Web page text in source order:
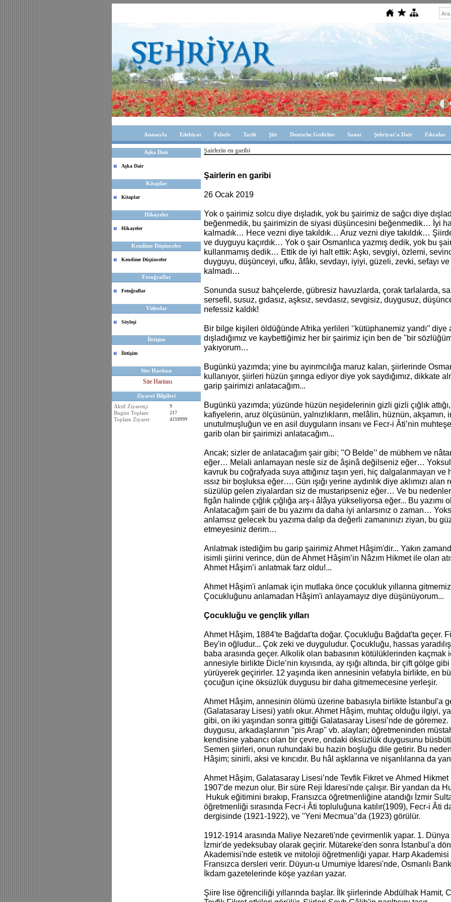
Anasayfa Edebiyat Felsefe Tarih Şiir Deutsche Gedichte Sanat Şehriyar'a Dair Fıkralar
Aşka Dair
Aşka Dair
Kitaplar
Kitaplar
Hikayeler
Hikayeler
Kendime Düşünceler
Kendime Düşünceler
Fotoğraflar
Fotoğraflar
Videolar
Söyleşi
İletişim
İletişim
Site Haritası
Site Haritası
Ziyaret Bilgileri
Aktif Ziyaretçi
9
Bugün Toplam 217
Toplam Ziyaret 4218999
Şairlerin en garibi
Şairlerin en garibi
26 Ocak 2019
Yok o şairimiz solcu diye dışladık, yok bu şairimiz de sağcı diye
beğenmedik, bu şairimizin de siyasi düşüncesini beğenmedik… İyi
kalmadık… Hece vezni diye takıldık… Aruz vezni diye takıldık…
ve duyguyu kaçırdık… Yok o şair Osmanlıca yazmış dedik, yok bu
kullanmamış dedik… Ettik de iyi halt ettik: Aşkı, sevgiyi, özlemi,
duyguyu, düşünceyi, ufku, âfâkı, sevdayı, iyiyi, güzeli, zevki, sefayı
kalmadı…
Sonunda susuz bahçelerde, gübresiz havuzlarda, çorak tarlalarda,
sersefil, susuz, gıdasız, aşksız, sevdasız, sevgisiz, duygusuz,
nefessiz kaldık!
Bir bilge kişileri öldüğünde Afrika yerlileri ‘'kütüphanemiz yandı'’
dışladığımız ve kaybettiğimiz her bir şairimiz için ben de ''bir
yakıyorum…
Bugünkü yazımda; yine bu ayırımcılığa maruz kalan, şiirlerinde
kullanıyor, şiirleri hüzün şırınga ediyor diye yok saydığımız, dikkate
garip şairimizi anlatacağım...
Bugünkü yazımda; yüzünde hüzün neşidelerinin gizli gizli çığlık
kafiyelerin, aruz ölçüsünün, yalnızlıkların, melâlin, hüznün, akşamın,
unutulmuşluğun ve en asil duyguların insanı ve Fecr-i Âti’nin
garib olan bir şairimizi anlatacağım...
Ancak; sizler de anlatacağım şair gibi; '’O Belde’’ de mübhem ve
eğer… Melali anlamayan nesle siz de âşinâ değilseniz eğer…
kavruk bu coğrafyada suya attığınız taşın yeri, hiç dalgalanmayan
ıssız bir boşluksa eğer…. Gün ışığı yerine aydınlık diye aklımızı
süzülüp gelen ziyalardan siz de mustaripseniz eğer… Ve bu
figân halinde çığlık çığlığa arş-ı âlâya yükseliyorsa eğer... Bu yazımı
Anlatacağım şairi de bu yazımı da daha iyi anlarsınız o zaman…
anlamsız gelecek bu yazıma dalıp da değerli zamanınızı ziyan, bu
etmeyesiniz derim…
Anlatmak istediğim bu garip şairimiz Ahmet Hâşim'dir... Yakın
isimli şiirini verince, dün de Ahmet Hâşim’in Nâzım Hikmet ile olan
Ahmet Hâşim’i anlatmak farz oldu!...
Ahmet Hâşim'i anlamak için mutlaka önce çocukluk yıllarına
Çocukluğunu anlamadan Hâşim'i anlayamayız diye düşünüyorum...
Çocukluğu ve gençlik yılları
Ahmet Hâşim, 1884'te Bağdat'ta doğar. Çocukluğu Bağdat'ta geçer.
Bey'in oğludur... Çok zeki ve duyguludur. Çocukluğu, hassas
baba arasında geçer. Alkolik olan babasının kötülüklerinden
annesiyle birlikte Dicle’nin kıyısında, ay ışığı altında, bir çift gölge
yürüyerek geçirirler. 12 yaşında iken annesinin vefatıyla birlikte, en
çocuğun içine öksüzlük duygusu bir daha gitmemecesine yerleşir.
Ahmet Hâşim, annesinin ölümü üzerine babasıyla birlikte İstanbul'a
(Galatasaray Lisesi) yatılı okur. Ahmet Hâşim, muhtaç olduğu ilgiyi,
gibi, on iki yaşından sonra gittiği Galatasaray Lisesi’nde de göremez.
duygusu, arkadaşlarının ''pis Arap'' vb. alayları; öğretmeninden
kendisine yabancı olan bir çevre, ondaki öksüzlük duygusunu
Semen şiirleri, onun ruhundaki bu hazin boşluğu dile getirir. Bu
Hâşim; sinirli, aksi ve kırıcıdır. Bu hâl aşklarına ve nişanlılarına da
Ahmet Hâşim, Galatasaray Lisesi’nde Tevfik Fikret ve Ahmed
1907'de mezun olur. Bir süre Reji İdaresi'nde çalışır. Bir yandan da
Hukuk eğitimini bırakıp, Fransızca öğretmenliğine atandığı İzmir
öğretmenliği sırasında Fecr-i Âti topluluğuna katılır(1909), Fecr-i Âti
dergisinde (1921-1922), ve ''Yeni Mecmua'’da (1923) görülür.
1912-1914 arasında Maliye Nezareti'nde çevirmenlik yapar. 1. Dünya
İzmir'de yedeksubay olarak geçirir. Mütareke'den sonra İstanbul'a
Akademisi'nde estetik ve mitoloji öğretmenliği yapar. Harp
Fransızca dersleri verir. Düyun-u Umumiye İdaresi'nde, Osmanlı
İkdam gazetelerinde köşe yazıları yazar.
Şiire lise öğrenciliği yıllarında başlar. İlk şiirlerinde Abdülhak Hamit,